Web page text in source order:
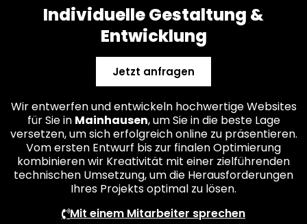
Individuelle Gestaltung &
Entwicklung
Jetzt anfragen
Wir entwerfen und entwickeln hochwertige Websites
für Sie in Mainhausen, um Sie in die beste Lage
versetzen, um sich erfolgreich online zu präsentieren.
Vom ersten Entwurf bis zur finalen Optimierung
kombinieren wir Kreativität mit einer zielführenden
technischen Umsetzung, um die Herausforderungen
Ihres Projekts optimal zu lösen.
Mit einem Mitarbeiter sprechen